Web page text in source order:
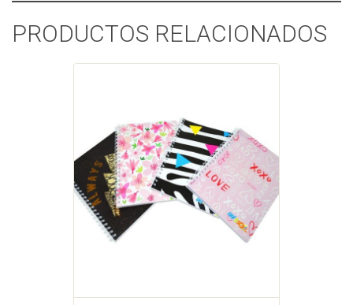
PRODUCTOS RELACIONADOS